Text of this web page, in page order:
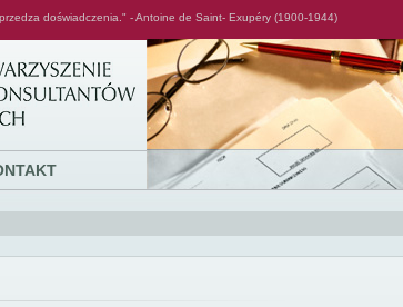
doświadczenia." - Antoine de Saint- Exupéry (1900-1944)